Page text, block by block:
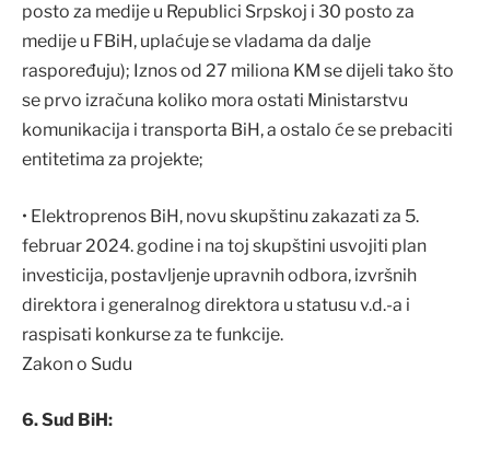
posto za medije u Republici Srpskoj i 30 posto za
medije u FBiH, uplaćuje se vladama da dalje
raspoređuju); Iznos od 27 miliona KM se dijeli tako što
se prvo izračuna koliko mora ostati Ministarstvu
komunikacija i transporta BiH, a ostalo će se prebaciti
entitetima za projekte;
• Elektroprenos BiH, novu skupštinu zakazati za 5.
februar 2024. godine i na toj skupštini usvojiti plan
investicija, postavljenje upravnih odbora, izvršnih
direktora i generalnog direktora u statusu v.d.-a i
raspisati konkurse za te funkcije.
Zakon o Sudu
6. Sud BiH: